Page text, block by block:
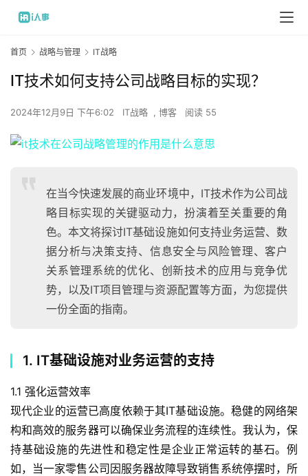
首页 战略与管理 IT战略
IT技术如何支持公司战略目标的实现？
2024年12月9日 下午6:02 IT战略 , 博客 阅读 55
在当今快速发展的商业环境中，IT技术作为公司战
略目标实现的关键驱动力，扮演着至关重要的角
色。本文将探讨IT基础设施如何支持业务运营、数
据分析与决策支持、信息安全与风险管理、客户
关系管理系统的优化、创新技术的应用与竞争优
势，以及IT项目管理与资源配置等方面，为您提供
一份全面的指南。
1. IT基础设施对业务运营的支持
1.1 强化运营效率
现代企业的运营已高度依赖于其IT基础设施。稳健的网络架
构和高效的服务器可以确保业务流程的连续性。我认为，保
持基础设施的先进性和稳定性是企业正常运转的基石。例
如，当一家零售公司因服务器故障导致销售系统停摆时，所